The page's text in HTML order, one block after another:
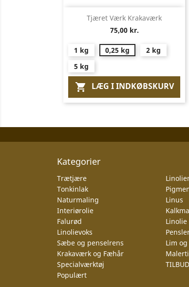
Vis her
Tjæret Værk Krakaværk
75,00 kr.
1 kg 0,25 kg
2 kg
5 kg
 LÆG I INDKØBSKURV
Kategorier
Trætjære
Tonkinlak
Naturmaling
Linus
Interiørolie
Falurød
Linolie
Linolievoks
Sæbe og penselrens
Lim
Krakaværk og Fæhår
Specialværktøj
TILBUD
Populært